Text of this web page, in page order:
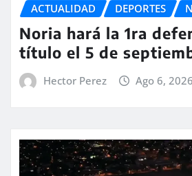
ACTUALIDAD DEPORTES
Noria hará la 1ra
título el 5 de
Hector Perez Ago 6, 2026